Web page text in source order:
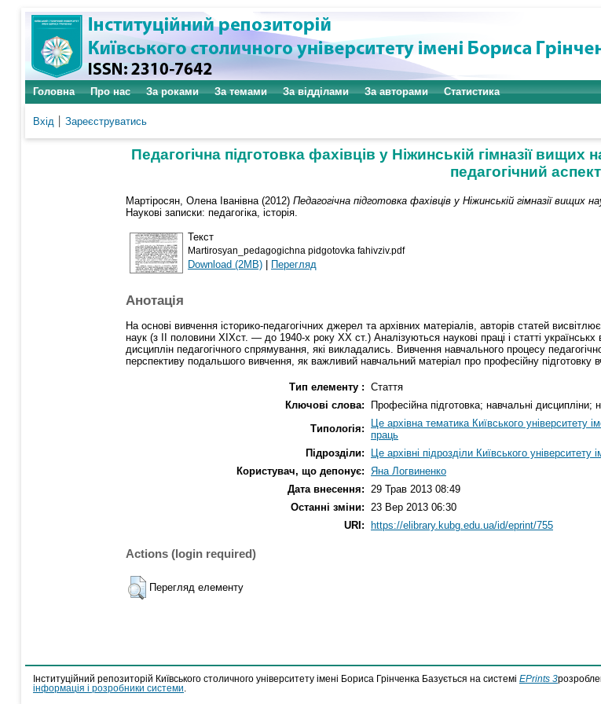
Головна Про нас За роками За темами За відділами За авторами Статистика
Вхід Зареєструватись
Педагогічна підготовка фахівців у Ніжинській гімназії вищих
педагогічний
Мартіросян, Олена Іванівна (2012) Педагогічна підготовка фахівців у Ніжинській гімназії
Наукові записки: педагогіка, історія.
Текст
Martirosyan_pedagogichna pidgotovka fahivziv.pdf
Download (2MB) | Перегляд
Анотація
На основі вивчення історико-педагогічних джерел та архівних матеріалів, авторів статей
наук (з ІІ половини ХІХст. — до 1940-х року ХХ ст.) Аналізуються наукові праці і статті
дисциплін педагогічного спрямування, які викладались. Вивчення навчального процесу
перспективу подальшого вивчення, як важливий навчальний матеріал про професійну підготовку
Тип елементу : Стаття
Ключові слова:
Професійна підготовка; навчальні дисципліни;
Типологія:
Це архівна тематика Київського університету
праць
Підрозділи:
Це архівні підрозділи Київського університету
Користувач, що депонує:
Яна Логвиненко
Дата внесення:
29 Трав 2013 08:49
Останні зміни:
23 Вер 2013 06:30
URI:
https://elibrary.kubg.edu.ua/id/eprint/755
Actions (login required)
Перегляд елементу
Інституційний репозиторій Київського столичного університету імені Бориса Грінченка Базується на системі EPrints 3
інформація і розробники системи